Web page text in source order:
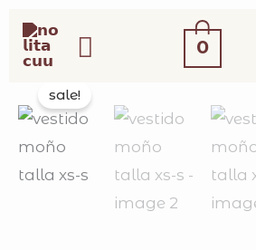
contenido
buscar 0
sale!
price
was:
$260.00.
is: